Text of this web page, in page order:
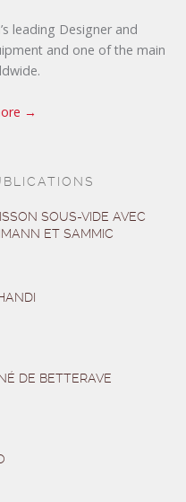
leading Designer and
and one of the main
→
SOUS-VIDE AVEC
ET SAMMIC
DE BETTERAVE